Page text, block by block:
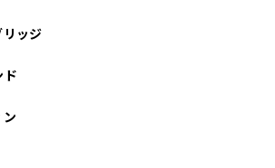
ッジ
ド